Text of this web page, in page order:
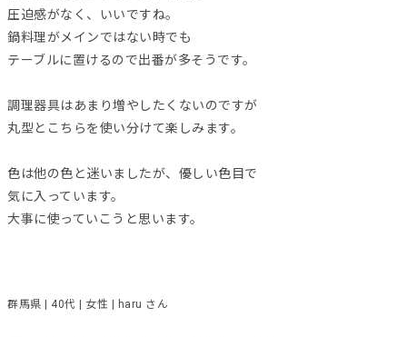
圧迫感がなく、いいですね。
鍋料理がメインではない時でも
テーブルに置けるので出番が多そうです。
調理器具はあまり増やしたくないのですが
丸型とこちらを使い分けて楽しみます。
色は他の色と迷いましたが、優しい色目で
気に入っています。
大事に使っていこうと思います。
群馬県 | 40代 | 女性 | haru さん